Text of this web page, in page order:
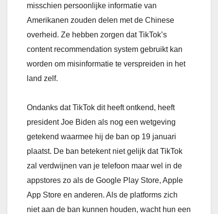
misschien persoonlijke informatie van
Amerikanen zouden delen met de Chinese
overheid. Ze hebben zorgen dat TikTok’s
content recommendation system gebruikt kan
worden om misinformatie te verspreiden in het
land zelf.
Ondanks dat TikTok dit heeft ontkend, heeft
president Joe Biden als nog een wetgeving
getekend waarmee hij de ban op 19 januari
plaatst. De ban betekent niet gelijk dat TikTok
zal verdwijnen van je telefoon maar wel in de
appstores zo als de Google Play Store, Apple
App Store en anderen. Als de platforms zich
niet aan de ban kunnen houden, wacht hun een